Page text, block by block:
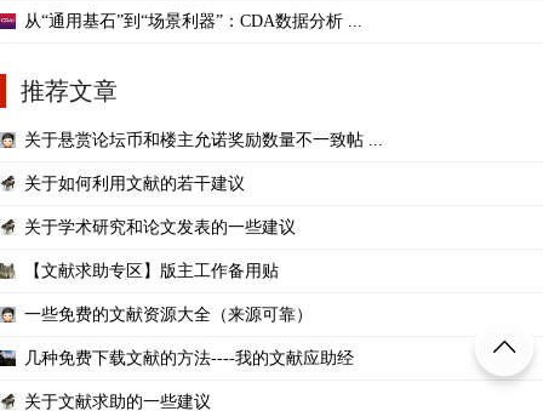
从“通用基石”到“场景利器”：CDA数据分析 ...
推荐文章
关于悬赏论坛币和楼主允诺奖励数量不一致帖 ...
关于如何利用文献的若干建议
关于学术研究和论文发表的一些建议
【文献求助专区】版主工作备用贴
一些免费的文献资源大全（来源可靠）
几种免费下载文献的方法----我的文献应助经
关于文献求助的一些建议